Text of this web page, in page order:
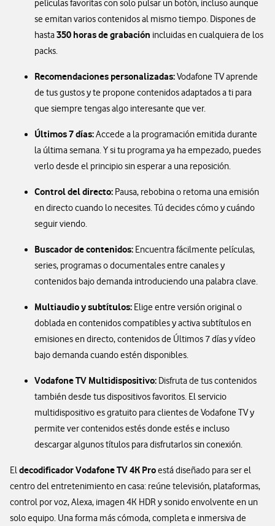
películas favoritas con solo pulsar un botón, incluso aunque
se emitan varios contenidos al mismo tiempo. Dispones de
hasta350 horas de grabación incluidas en cualquiera de los
packs.
Recomendaciones personalizadas:Vodafone TV aprende
de tus gustos y te propone contenidos adaptados a ti para
que siempre tengas algo interesante que ver.
Últimos 7 días:Accede a la programación emitida durante
la última semana. Y si tu programa ya ha empezado, puedes
verlo desde el principio sin esperar a una reposición.
Control del directo: Pausa, rebobina o retoma una emisión
en directo cuando lo necesites. Tú decides cómo y cuándo
seguir viendo.
Buscador de contenidos: Encuentra fácilmente películas,
series, programas o documentales entre canales y
contenidos bajo demanda introduciendo una palabra clave.
Multiaudio y subtítulos: Elige entre versión original o
doblada en contenidos compatibles y activa subtítulos en
emisiones en directo, contenidos de Últimos 7 días y vídeo
bajo demanda cuando estén disponibles.
Vodafone TV Multidispositivo: Disfruta de tus contenidos
también desde tus dispositivos favoritos. El servicio
multidispositivo es gratuito para clientes de Vodafone TV y
permite ver contenidos estés donde estés e incluso
descargar algunos títulos para disfrutarlos sin conexión.
Eldecodificador Vodafone TV 4K Proestá diseñado para ser el
centro del entretenimiento en casa: reúne televisión, plataformas,
control por voz, Alexa, imagen 4K HDR y sonido envolvente en un
solo equipo. Una forma más cómoda, completa e inmersiva de